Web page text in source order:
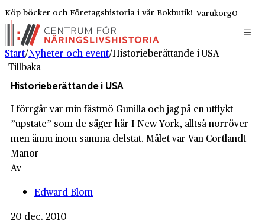
Köp böcker och Företagshistoria i vår Bokbutik! Varukorg0
Start/Nyheter och event/Historieberättande i USA
Tillbaka
Historieberättande i USA
I förrgår var min fästmö Gunilla och jag på en utflykt
”upstate” som de säger här I New York, alltså norröver
men ännu inom samma delstat. Målet var Van Cortlandt
Manor
Av
Edward Blom
20 dec. 2010